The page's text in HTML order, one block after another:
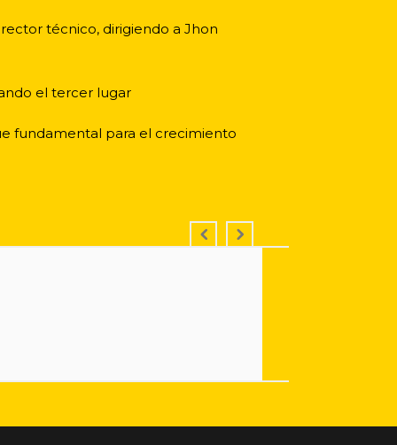
técnico, dirigiendo a Jhon
el tercer lugar
fundamental para el crecimiento